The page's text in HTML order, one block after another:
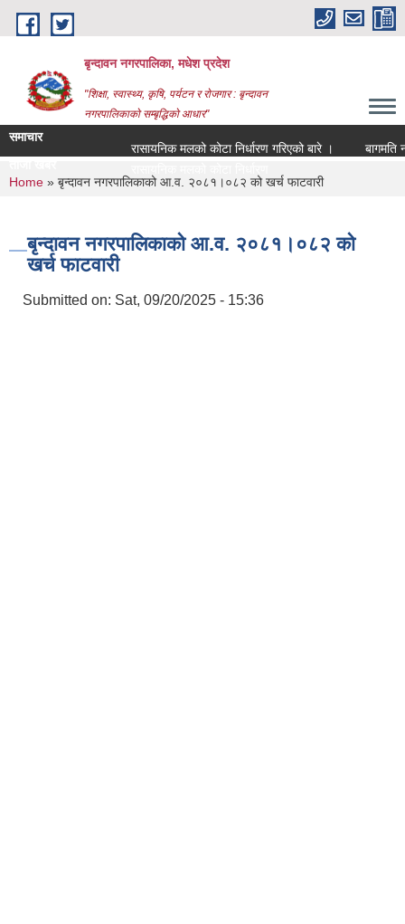
Skip to main content
बृन्दावन नगरपालिका, मधेश प्रदेश
"शिक्षा, स्वास्थ्य, कृषि, पर्यटन र रोजगार : बृन्दावन
नगरपालिकाको सम्बृद्धिको आधार"
समाचार
रासायनिक मलको कोटा निर्धारण गरिएको बारे ।
बागमति
You are here
Home » बृन्दावन नगरपालिकाको आ.व. २०८१।०८२ को खर्च फाटवारी
बृन्दावन नगरपालिकाको आ.व. २०८१।०८२ को
खर्च फाटवारी
Submitted on: Sat, 09/20/2025 - 15:36